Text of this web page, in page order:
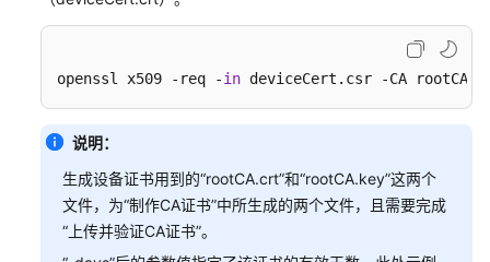
用
参
产
品
术
openssl x509 -req -in deviceCert.csr -CA
说明：
生成设备证书用到的“rootCA.crt”和“rootCA.key”这两个
文件，为“制作CA证书”中所生成的两个文件，且需要完成
“上传并验证CA证书”。